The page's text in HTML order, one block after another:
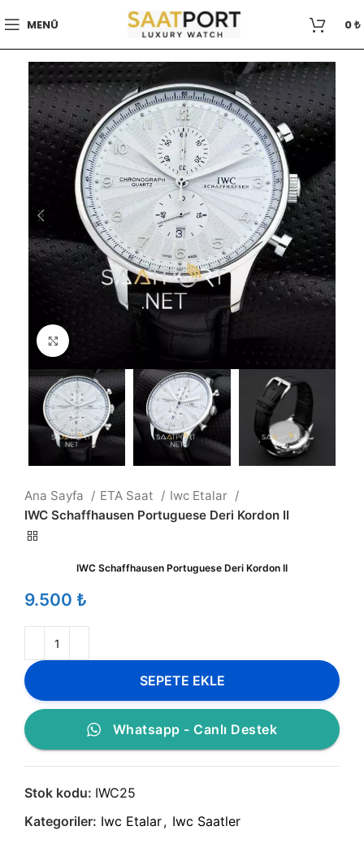
MENÜ 0₺
Büyütmek için tıklayın
Ana Sayfa ETA Saat
Iwc Etalar
IWC Schaffhausen Portuguese Deri Kordon II
IWC Schaffhausen Portuguese Deri Kordon II
₺
SEPETE EKLE
Whatsapp - Canlı Destek
Stok kodu: IWC25
Kategoriler: Iwc Etalar, Iwc Saatler